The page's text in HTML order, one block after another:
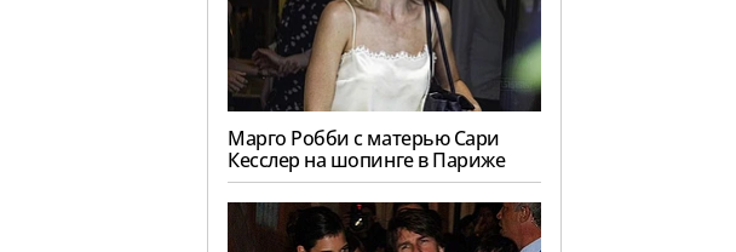
Марго Робби с матерью Сари
Кесслер на шопинге в Париже